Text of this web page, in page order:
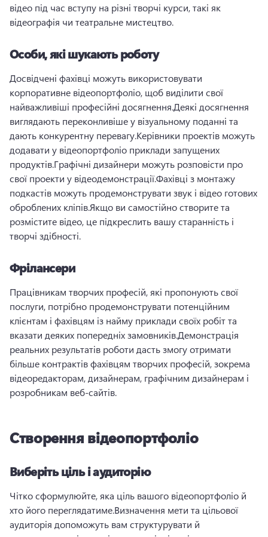
відео під час вступу на різні творчі курси, такі як
відеографія чи театральне мистецтво.
Особи, які шукають роботу
Досвідчені фахівці можуть використовувати
корпоративне відеопортфоліо, щоб виділити свої
найважливіші професійні досягнення.Деякі досягнення
виглядають переконливіше у візуальному поданні та
дають конкурентну перевагу.Керівники проектів можуть
додавати у відеопортфоліо приклади запущених
продуктів.Графічні дизайнери можуть розповісти про
свої проекти у відеодемонстрації.Фахівці з монтажу
подкастів можуть продемонструвати звук і відео готових
оброблених кліпів.Якщо ви самостійно створите та
розмістите відео, це підкреслить вашу старанність і
творчі здібності.
Фрілансери
Працівникам творчих професій, які пропонують свої
послуги, потрібно продемонструвати потенційним
клієнтам і фахівцям із найму приклади своїх робіт та
вказати деяких попередніх замовників.Демонстрація
реальних результатів роботи дасть змогу отримати
більше контрактів фахівцям творчих професій, зокрема
відеоредакторам, дизайнерам, графічним дизайнерам і
розробникам веб-сайтів.
Створення відеопортфоліо
Виберіть ціль і аудиторію
Чітко сформулюйте, яка ціль вашого відеопортфоліо й
хто його переглядатиме.Визначення мети та цільової
аудиторія допоможуть вам структурувати й